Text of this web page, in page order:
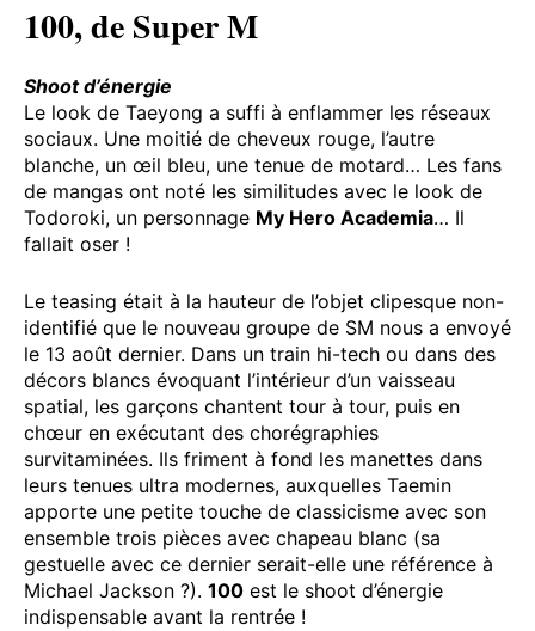
100, de Super M
Shoot d’énergie
Le look de Taeyong a suffi à enflammer les réseaux
sociaux. Une moitié de cheveux rouge, l’autre
blanche, un œil bleu, une tenue de motard… Les fans
de mangas ont noté les similitudes avec le look de
Todoroki, un personnage My Hero Academia… Il
fallait oser !
Le teasing était à la hauteur de l’objet clipesque non-
identifié que le nouveau groupe de SM nous a envoyé
le 13 août dernier. Dans un train hi-tech ou dans des
décors blancs évoquant l’intérieur d’un vaisseau
spatial, les garçons chantent tour à tour, puis en
chœur en exécutant des chorégraphies
survitaminées. Ils friment à fond les manettes dans
leurs tenues ultra modernes, auxquelles Taemin
apporte une petite touche de classicisme avec son
ensemble trois pièces avec chapeau blanc (sa
gestuelle avec ce dernier serait-elle une référence à
Michael Jackson ?). 100 est le shoot d’énergie
indispensable avant la rentrée !